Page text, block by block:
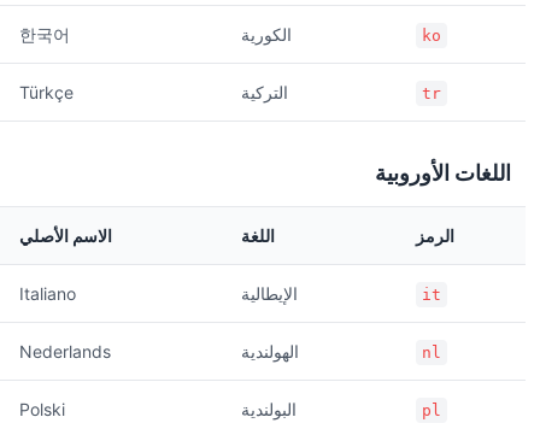
ko الكورية 한국어
tr التركية Türkçe
اللغات الأوروبية
الرمز اللغة الاسم الأصلي
it الإيطالية Italiano
nl الهولندية Nederlands
pl البولندية Polski